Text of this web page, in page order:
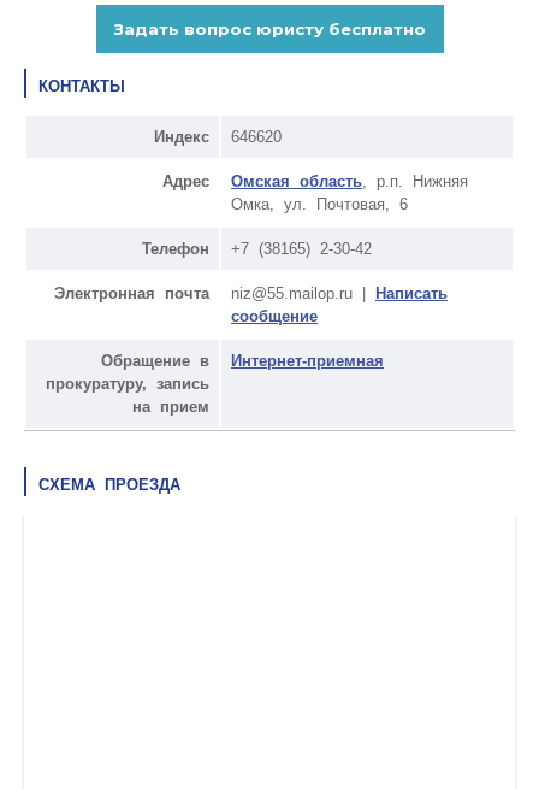
КОНТАКТЫ
Индекс 646620
Адрес Омская область , р.п. Нижняя
Омка, ул. Почтовая, 6
Телефон +7 (38165) 2-30-42
Электронная почта niz@55.mailop.ru |
Написать
сообщение
Обращение в
прокуратуру, запись
на прием
Интернет-приемная
СХЕМА ПРОЕЗДА